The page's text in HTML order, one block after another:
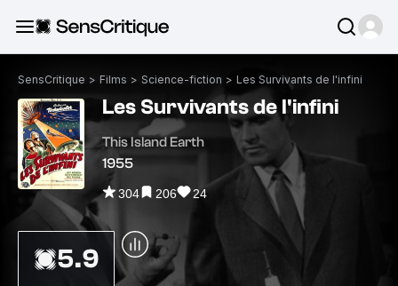
SensCritique > Films > Science-fiction > Les Survivants de l'infini
Les Survivants de l'infini
This Island Earth
1955
304 206 24
5.9